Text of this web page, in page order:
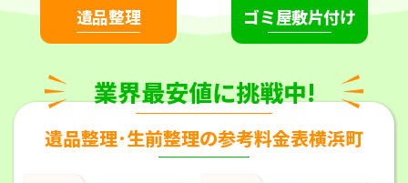
遺品整理 ゴミ屋敷片付け
業界最安値に挑戦中!
遺品整理･生前整理の参考料金表横浜町